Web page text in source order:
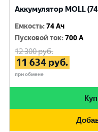
Аккумулятор MOLL
Емкость:74 Ач
Пусковой ток:700 A
12 300руб.
11 634 руб.
при обмене